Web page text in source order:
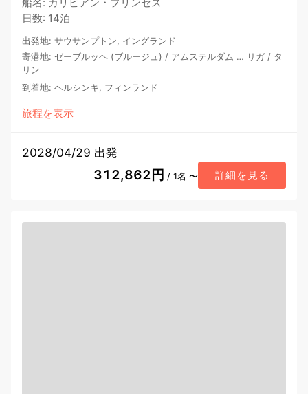
日数: 14泊
出発地: サウサンプトン, イングランド
寄港地: ゼーブルッヘ (ブルージュ) / アムステルダム … リガ / タ
リン
到着地: ヘルシンキ, フィンランド
旅程を表示
2028/04/29 出発
312,862円 / 1名 〜 詳細を見る